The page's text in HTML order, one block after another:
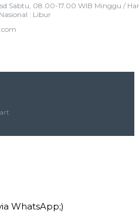
sd Sabtu, 08.00-17.00 WIB Minggu /
: Libur
WhatsApp;)